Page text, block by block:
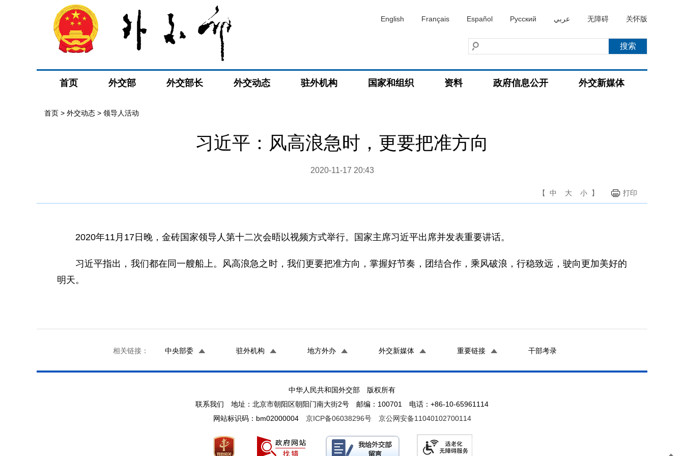
English Français Español Русский عربي 无障碍 关怀版
首页 外交部 外交部长 外交动态 驻外机构 国家和组织 资料 政府信息公开 外交新媒体
首页 > 外交动态 > 领导人活动
习近平：风高浪急时，更要把准方向
2020-11-17 20:43
【 中 大 小 】 打印
2020年11月17日晚，金砖国家领导人第十二次会晤以视频方式举行。国家主席习近平出席并发表重要讲话。
习近平指出，我们都在同一艘船上。风高浪急之时，我们更要把准方向，掌握好节奏，团结合作，乘风破浪，行稳致远，驶向更加美好的
明天。 ​​​​
相关链接： 中央部委 驻外机构 地方外办 外交新媒体 重要链接 干部考录
中华人民共和国外交部 版权所有
联系我们 地址：北京市朝阳区朝阳门南大街2号 邮编：100701 电话：+86-10-65961114
网站标识码：bm02000004 京ICP备06038296号 京公网安备11040102700114